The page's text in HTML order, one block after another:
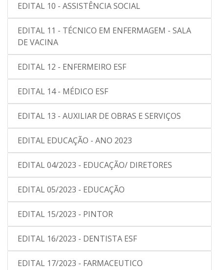
EDITAL 10 - ASSISTÊNCIA SOCIAL
EDITAL 11 - TÉCNICO EM ENFERMAGEM - SALA
DE VACINA
EDITAL 12 - ENFERMEIRO ESF
EDITAL 14 - MÉDICO ESF
EDITAL 13 - AUXILIAR DE OBRAS E SERVIÇOS
EDITAL EDUCAÇÃO - ANO 2023
EDITAL 04/2023 - EDUCAÇÃO/ DIRETORES
EDITAL 05/2023 - EDUCAÇÃO
EDITAL 15/2023 - PINTOR
EDITAL 16/2023 - DENTISTA ESF
EDITAL 17/2023 - FARMACEUTICO